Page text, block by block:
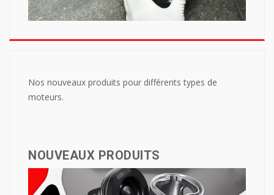
Nos nouveaux produits pour différents types de
moteurs.
NOUVEAUX PRODUITS